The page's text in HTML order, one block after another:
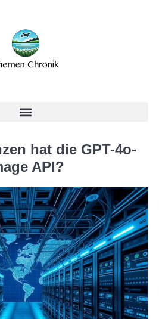
hat die GPT-4o-
API?